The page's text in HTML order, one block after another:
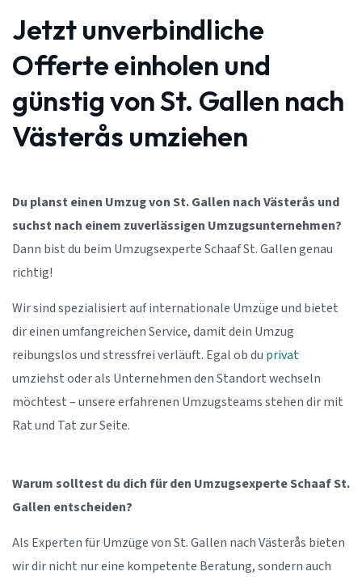
Jetzt unverbindliche
Offerte einholen und
günstig von St. Gallen nach
Västerås umziehen
Du planst einen Umzug von St. Gallen nach Västerås und
suchst nach einem zuverlässigen Umzugsunternehmen?
Dann bist du beim Umzugsexperte Schaaf St. Gallen genau
richtig!
Wir sind spezialisiert auf internationale Umzüge und bietet
dir einen umfangreichen Service, damit dein Umzug
reibungslos und stressfrei verläuft. Egal ob du privat
umziehst oder als Unternehmen den Standort wechseln
möchtest – unsere erfahrenen Umzugsteams stehen dir mit
Rat und Tat zur Seite.
Warum solltest du dich für den Umzugsexperte Schaaf St.
Gallen entscheiden?
Als Experten für Umzüge von St. Gallen nach Västerås bieten
wir dir nicht nur eine kompetente Beratung, sondern auch